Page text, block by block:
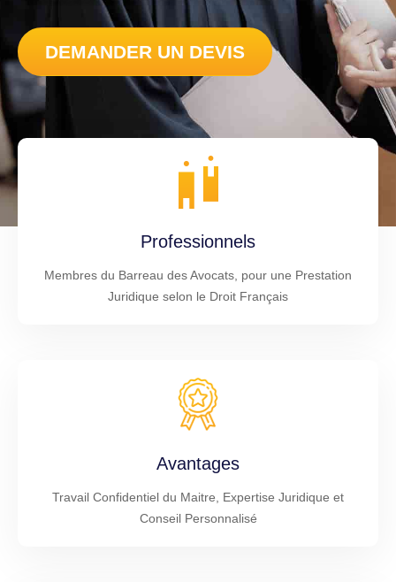
DEMANDER UN DEVIS
Professionnels
Membres du Barreau des Avocats, pour une Prestation
Juridique selon le Droit Français
Avantages
Travail Confidentiel du Maitre, Expertise Juridique et
Conseil Personnalisé